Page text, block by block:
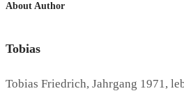
About Author
Tobias
Tobias Friedrich, Jahrgang 1971,